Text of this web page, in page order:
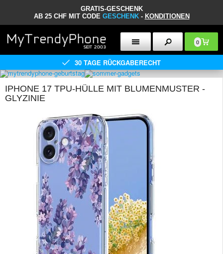
GRATIS-GESCHENK
AB 25 CHF MIT CODE GESCHENK- KONDITIONEN
0
30 TAGE RÜCKGABERECHT
IPHONE 17 TPU-HÜLLE MIT BLUMENMUSTER -
GLYZINIE